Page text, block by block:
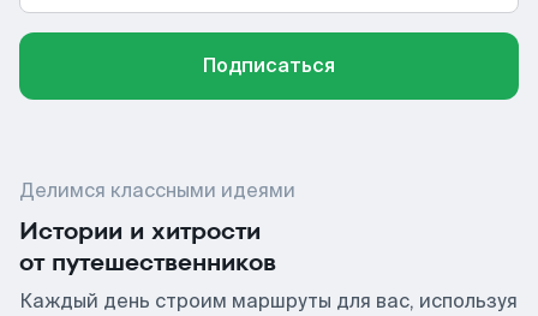
Подписаться
Делимся классными идеями
Истории и хитрости
от путешественников
Каждый день строим маршруты для вас, используя